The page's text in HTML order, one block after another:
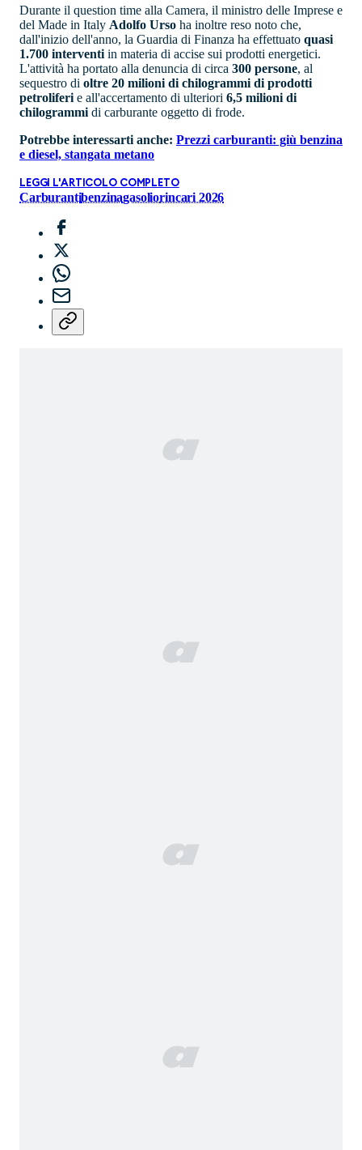
Durante il question time alla Camera, il ministro delle Imprese e
del Made in Italy Adolfo Urso ha inoltre reso noto che,
dall'inizio dell'anno, la Guardia di Finanza ha effettuato quasi
1.700 interventi in materia di accise sui prodotti energetici.
L'attività ha portato alla denuncia di circa 300 persone, al
sequestro di oltre 20 milioni di chilogrammi di prodotti
petroliferi e all'accertamento di ulteriori 6,5 milioni di
chilogrammi di carburante oggetto di frode.
Potrebbe interessarti anche: Prezzi carburanti: giù benzina
e diesel, stangata metano
LEGGI L'ARTICOLO COMPLETO
Carburantibenzinagasoliorincari 2026